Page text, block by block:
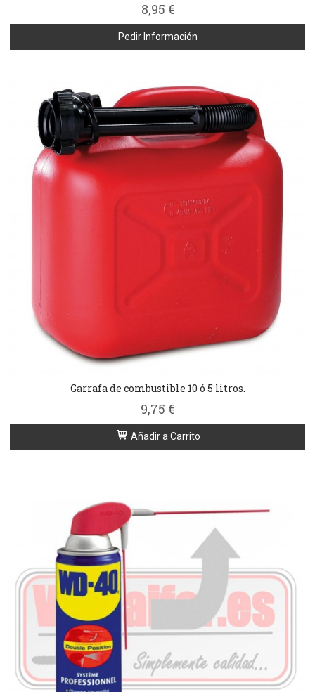
8,95 €
Pedir Información
Garrafa de combustible 10 ó 5 litros.
9,75 €
Añadir a Carrito